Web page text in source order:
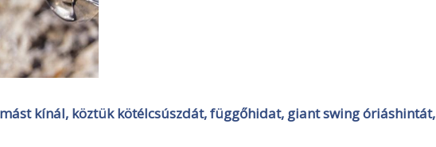
kínál, köztük kötélcsúszdát, függőhidat, giant swing óriáshintát,